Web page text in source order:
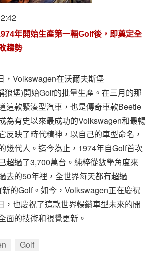
年開始生產第一輛Golf後，即奠定全
趨勢
，Volkswagen在沃爾夫斯堡
狼堡)開始Golf的批量生產。在三月的那
這款緊湊型汽車，也是傳奇車款Beetle
為有史以來最成功的Volkswagen和最暢
反映了時代精神，以自己的車型命名，
幾代人。迄今為止，1974年自Golf首次
超過了3,700萬台。純粹從數學角度來
去的50年裡，全世界每天都有超過
的Golf。如今，Volkswagen正在慶祝
，也慶祝了這款世界暢銷車型未來的開
面的技術和視覺更新。
Golf